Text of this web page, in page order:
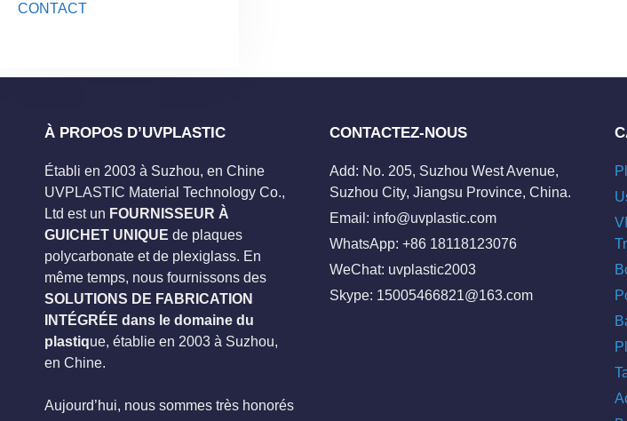
CONTACT
À PROPOS D’UVPLASTIC
Établi en 2003 à Suzhou, en Chine
UVPLASTIC Material Technology Co.,
Ltd est un FOURNISSEUR À
GUICHET UNIQUE de plaques
polycarbonate et de plexiglass. En
même temps, nous fournissons des
SOLUTIONS DE FABRICATION
INTÉGRÉE dans le domaine du
plastique, établie en 2003 à Suzhou,
en Chine.
Aujourd’hui, nous sommes très honorés
CONTACTEZ-NOUS
Add: No. 205, Suzhou West Avenue,
Suzhou City, Jiangsu Province, China.
Email: info@uvplastic.com
WhatsApp: +86 18118123076
WeChat: uvplastic2003
Skype: 15005466821@163.com